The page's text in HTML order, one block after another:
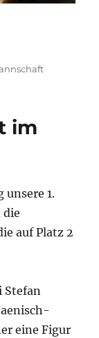
im
unsere 1.
die
auf Platz 2
Stefan
eine Figur